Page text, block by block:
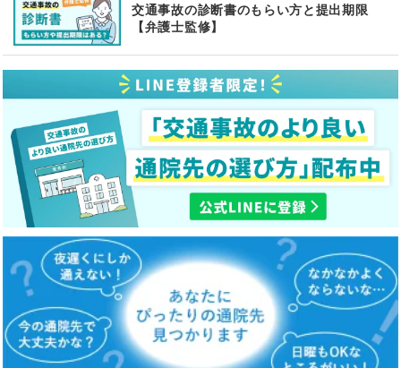
交通事故の診断書のもらい方と提出期限
【弁護士監修】